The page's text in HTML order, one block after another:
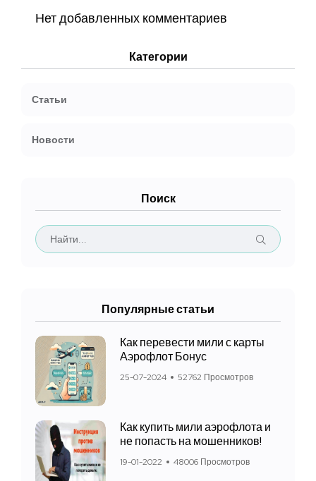
Нет добавленных комментариев
Категории
Статьи
Новости
Поиск
Популярные статьи
Как перевести мили с карты
Аэрофлот Бонус
25-07-2024 52762 Просмотров
Как купить мили аэрофлота и
не попасть на мошенников!
19-01-2022 48006 Просмотров